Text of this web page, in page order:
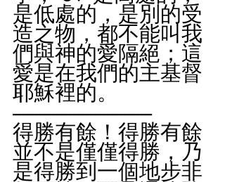
是低處的，是別的受
造之物，都不能叫我
們與神的愛隔絕；這
愛是在我們的主基督
耶穌裡的。
---------------------------------
得勝有餘！得勝有餘
並不是僅僅得勝，乃
是得勝到一個地步非